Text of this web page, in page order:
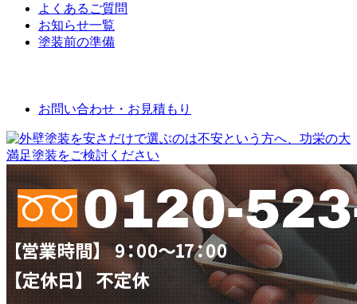
よくあるご質問
お知らせ一覧
塗装前の準備
お問い合わせ・お見積もり